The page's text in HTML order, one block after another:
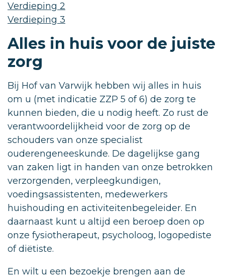
Verdieping 2
Verdieping 3
Alles in huis voor de juiste
zorg
Bij Hof van Varwijk hebben wij alles in huis
om u (met indicatie ZZP 5 of 6) de zorg te
kunnen bieden, die u nodig heeft. Zo rust de
verantwoordelijkheid voor de zorg op de
schouders van onze specialist
ouderengeneeskunde. De dagelijkse gang
van zaken ligt in handen van onze betrokken
verzorgenden, verpleegkundigen,
voedingsassistenten, medewerkers
huishouding en activiteitenbegeleider. En
daarnaast kunt u altijd een beroep doen op
onze fysiotherapeut, psycholoog, logopediste
of diëtiste.
En wilt u een bezoekje brengen aan de